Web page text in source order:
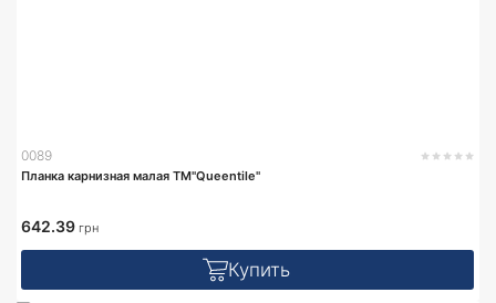
0089
Планка карнизная малая TM"Queentile"
642.39 грн
Купить